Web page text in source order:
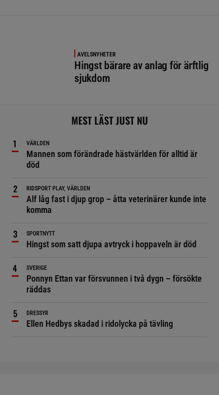
AVELSNYHETER
Hingst bärare av anlag för ärftlig
sjukdom
MEST LÄST JUST NU
VÄRLDEN
Mannen som förändrade hästvärlden för alltid är
död
RIDSPORT PLAY, VÄRLDEN
Alf låg fast i djup grop – åtta veterinärer kunde inte
komma
SPORTNYTT
Hingst som satt djupa avtryck i hoppaveln är död
SVERIGE
Ponnyn Ettan var försvunnen i två dygn – försökte
räddas
DRESSYR
Ellen Hedbys skadad i ridolycka på tävling